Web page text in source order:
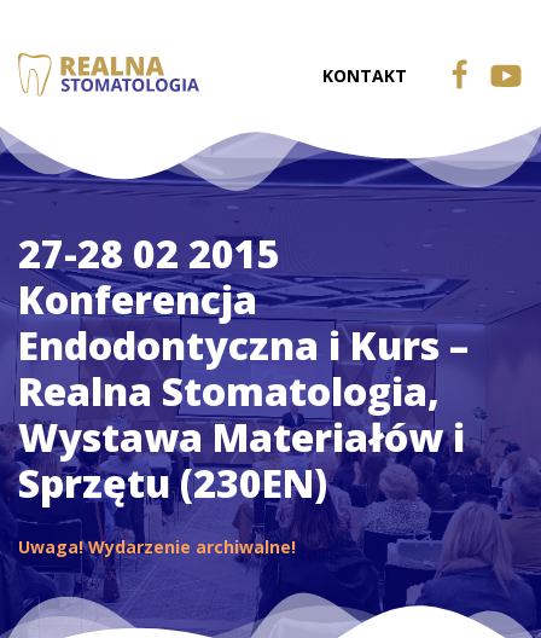
KONTAKT
27-28 02 2015
Konferencja
Endodontyczna i Kurs –
Realna Stomatologia,
Wystawa Materiałów i
Sprzętu (230EN)
Uwaga! Wydarzenie archiwalne!